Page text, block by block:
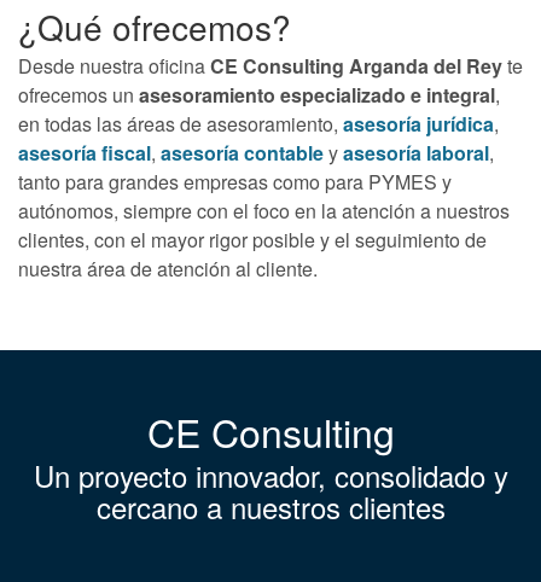
¿Qué ofrecemos?
Desde nuestra oficinaCE Consulting Arganda del Reyte
ofrecemos un asesoramiento especializado e integral,
en todas las áreas de asesoramiento, asesoría jurídica,
asesoría fiscal, asesoría contableyasesoría laboral,
tanto para grandes empresas como para PYMES y
autónomos, siempre con el foco en la atención a nuestros
clientes, con el mayor rigor posible y el seguimiento de
nuestra área de atención al cliente.
CE Consulting
Un proyecto innovador, consolidado y
cercano a nuestros clientes